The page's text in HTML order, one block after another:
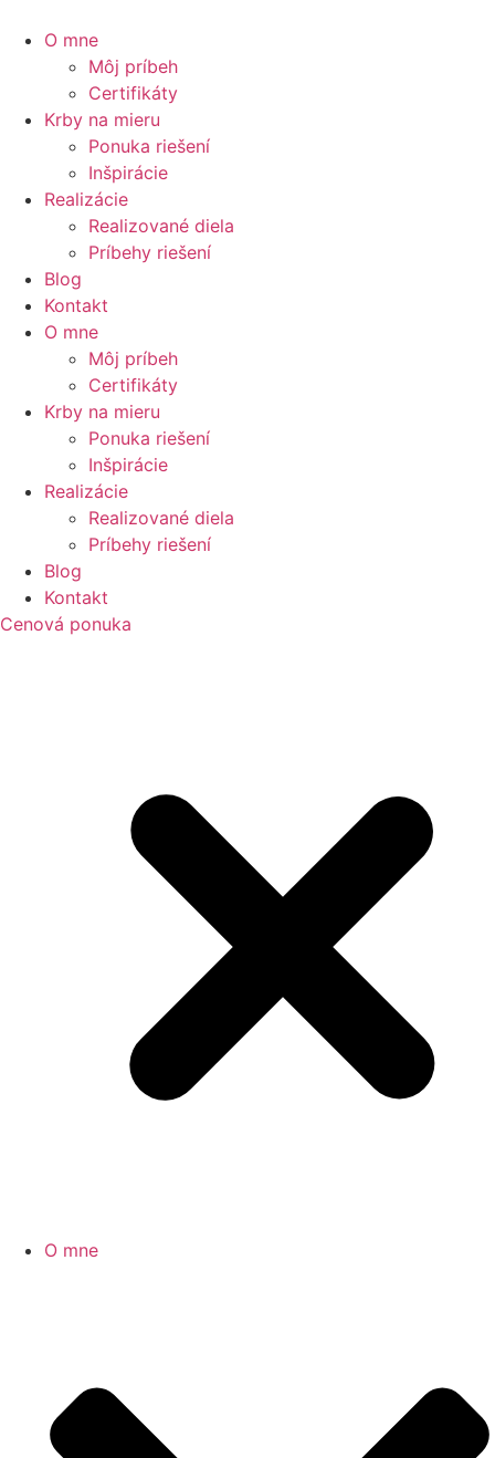
O mne
Môj príbeh
Certifikáty
Krby na mieru
Ponuka riešení
Inšpirácie
Realizácie
Realizované diela
Príbehy riešení
Blog
Kontakt
O mne
Môj príbeh
Certifikáty
Krby na mieru
Ponuka riešení
Inšpirácie
Realizácie
Realizované diela
Príbehy riešení
Blog
Kontakt
Cenová ponuka
O mne